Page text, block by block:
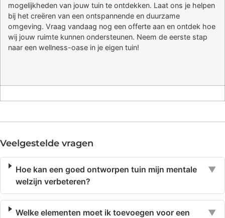
mogelijkheden van jouw tuin te ontdekken. Laat ons je helpen
bij het creëren van een ontspannende en duurzame
omgeving. Vraag vandaag nog een offerte aan en ontdek hoe
wij jouw ruimte kunnen ondersteunen. Neem de eerste stap
naar een wellness-oase in je eigen tuin!
Veelgestelde vragen
Hoe kan een goed ontworpen tuin mijn mentale
welzijn verbeteren?
▼
Welke elementen moet ik toevoegen voor een
▼